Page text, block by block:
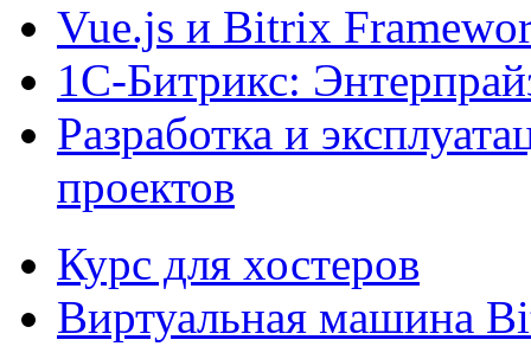
Vue.js и Bitrix
1С-Битрикс:
Разработка и
проектов
Курс для хостеров
Виртуальная машина